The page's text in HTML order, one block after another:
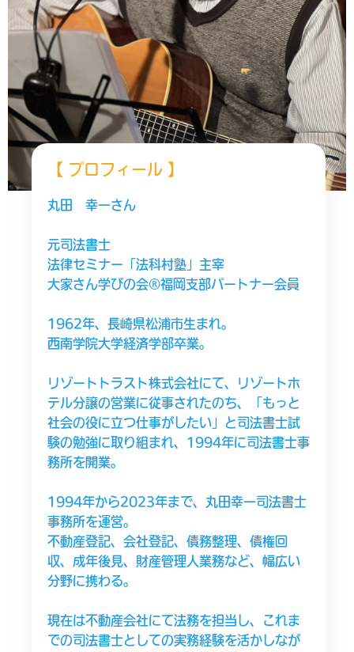
【 プロフィール 】
丸田 幸一さん
元司法書士
法律セミナー「法科村塾」主宰
大家さん学びの会®福岡支部パートナー会員
1962年、長崎県松浦市生まれ。
西南学院大学経済学部卒業。
リゾートトラスト株式会社にて、リゾートホ
テル分譲の営業に従事されたのち、「もっと
社会の役に立つ仕事がしたい」と司法書士試
験の勉強に取り組まれ、1994年に司法書士事
務所を開業。
1994年から2023年まで、丸田幸一司法書士
事務所を運営。
不動産登記、会社登記、債務整理、債権回
収、成年後見、財産管理人業務など、幅広い
分野に携わる。
現在は不動産会社にて法務を担当し、これま
での司法書士としての実務経験を活かしなが